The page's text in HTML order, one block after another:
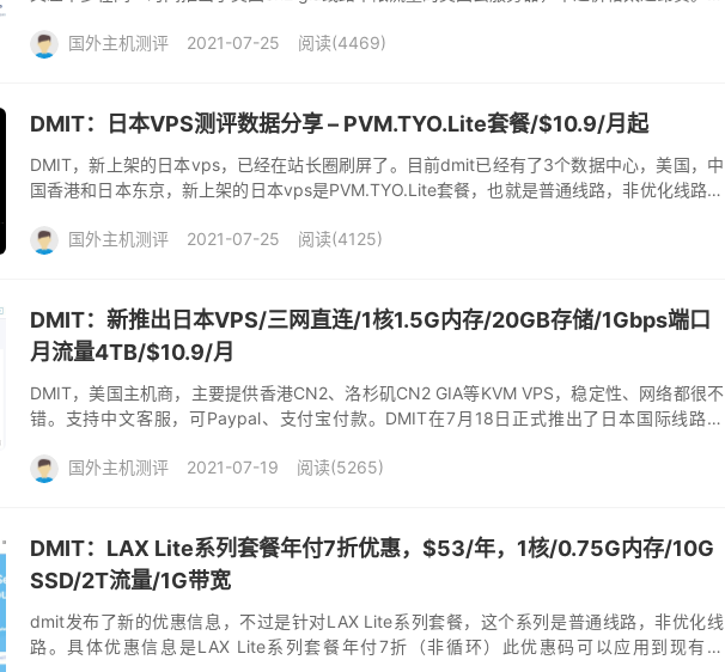
国外主机测评
2021-07-25 阅读(4469)
DMIT：日本VPS测评数据分享 – PVM.TYO.Lite套餐/$10.9/月起
DMIT，新上架的日本vps，已经在站长圈刷屏了。目前dmit已经有了3个数据中心，美国，中
国香港和日本东京，新上架的日本vps是PVM.TYO.Lite套餐，也就是普通线路，非优化线路，
国外主机测评
2021-07-25 阅读(4125)
DMIT：新推出日本VPS/三网直连/1核1.5G内存/20GB存储/1Gbps端口
月流量4TB/$10.9/月
DMIT，美国主机商，主要提供香港CN2、洛杉矶CN2 GIA等KVM VPS，稳定性、网络都很不
错。支持中文客服，可Paypal、支付宝付款。DMIT在7月18日正式推出了日本国际线路的
国外主机测评
2021-07-19 阅读(5265)
DMIT：LAX Lite系列套餐年付7折优惠，$53/年，1核/0.75G内存/10G
SSD/2T流量/1G带宽
dmit发布了新的优惠信息，不过是针对LAX Lite系列套餐，这个系列是普通线路，非优化线
路。具体优惠信息是LAX Lite系列套餐年付7折（非循环）此优惠码可以应用到现有的